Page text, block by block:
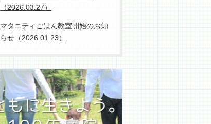
（2026.03.27）
マタニティごはん教室開始のお知
らせ（2026.01.23）